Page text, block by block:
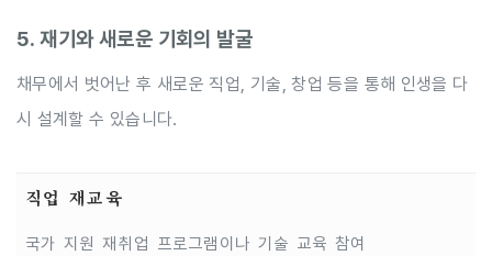
5. 재기와 새로운 기회의 발굴
채무에서 벗어난 후 새로운 직업, 기술, 창업 등을 통해 인생을 다
시 설계할 수 있습니다.
직업 재교육
국가 지원 재취업 프로그램이나 기술 교육 참여